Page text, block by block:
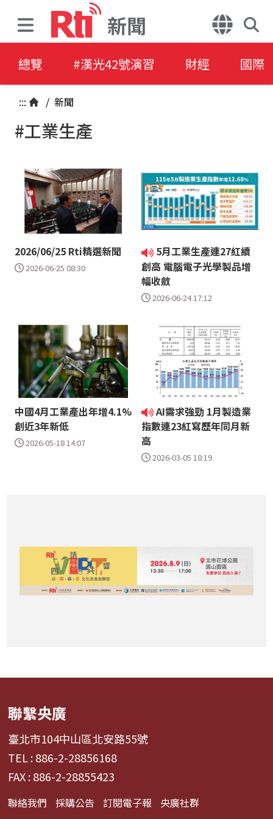
新聞
總覽 #漢光42號演習 財經 國際
::: / 新聞
#工業生產
2026/06/25 Rti精選新聞
2026-06-25 08:30
5月工業生產連27紅續
創高 電腦電子光學製品增
幅收斂
2026-06-24 17:12
中國4月工業產出年增4.1%
創近3年新低
2026-05-18 14:07
AI需求強勁 1月製造業
指數連23紅寫歷年同月新
高
2026-03-05 18:19
聯繫央廣
臺北市104中山區北安路55號
TEL : 886-2-28856168
FAX : 886-2-28855423
聯絡我們 採購公告 訂閱電子報 央廣社群